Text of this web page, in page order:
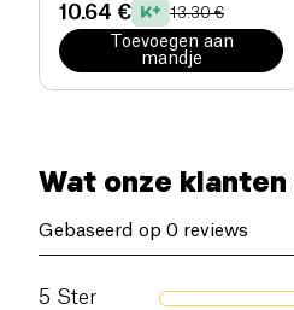
10.64 € 13.30 €
Toevoegen aan
mandje
Wat onze klanten
Gebaseerd op 0 reviews
5 Ster